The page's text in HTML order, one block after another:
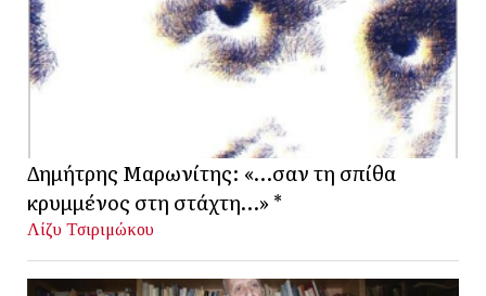
Δημήτρης Μαρωνίτης: «…σαν τη σπίθα
κρυμμένος στη στάχτη…» *
Λίζυ Τσιριμώκου